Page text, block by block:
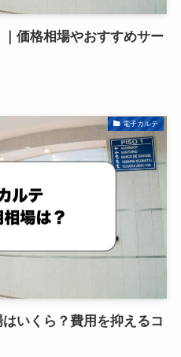
価格相場やおすすめサー
電子カルテ
いくら？費用を抑えるコ